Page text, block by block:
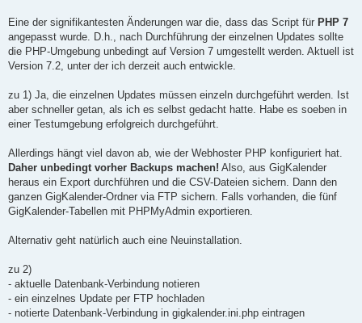
Eine der signifikantesten Änderungen war die, dass das Script für PHP 7
angepasst wurde. D.h., nach Durchführung der einzelnen Updates sollte
die PHP-Umgebung unbedingt auf Version 7 umgestellt werden. Aktuell ist
Version 7.2, unter der ich derzeit auch entwickle.
zu 1) Ja, die einzelnen Updates müssen einzeln durchgeführt werden. Ist
aber schneller getan, als ich es selbst gedacht hatte. Habe es soeben in
einer Testumgebung erfolgreich durchgeführt.
Allerdings hängt viel davon ab, wie der Webhoster PHP konfiguriert hat.
Daher unbedingt vorher Backups machen! Also, aus GigKalender
heraus ein Export durchführen und die CSV-Dateien sichern. Dann den
ganzen GigKalender-Ordner via FTP sichern. Falls vorhanden, die fünf
GigKalender-Tabellen mit PHPMyAdmin exportieren.
Alternativ geht natürlich auch eine Neuinstallation.
zu 2)
- aktuelle Datenbank-Verbindung notieren
- ein einzelnes Update per FTP hochladen
- notierte Datenbank-Verbindung in gigkalender.ini.php eintragen